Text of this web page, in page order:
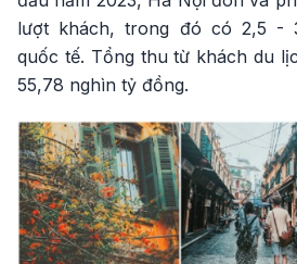
lượt khách, trong đó có 2,5 -
quốc tế. Tổng thu từ khách du
55,78 nghìn tỷ đồng.